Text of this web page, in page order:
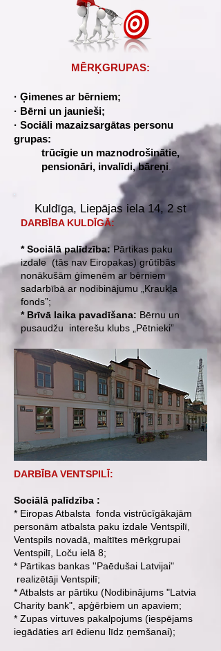
MĒRĶGRUPAS:
· Ģimenes ar bērniem;
· Bērni un jaunieši;
· Sociāli mazaizsargātas personu
grupas:
trūcīgie un maznodrošinātie,
pensionāri, invalīdi, bāreņi
Kuldīga, Liepājas iela 14, 2 st
DARBĪBA KULDĪGĀ:
* Sociālā palīdzība: Pārtikas paku
izdale (tās nav Eiropakas) grūtībās
nonākušām ģimenēm ar bērniem
sadarbībā ar nodibinājumu „Kraukļa
fonds”;
* Brīvā laika pavadīšana: Bērnu un
pusaudžu interešu klubs „Pētnieki”
DARBĪBA VENTSPILĪ:
Sociālā palīdzība :
* Eiropas Atbalsta fonda vistrūcīgākajām
personām atbalsta paku izdale Ventspilī,
Ventspils novadā, maltītes mērķgrupai
Ventspilī, Loču ielā 8;
* Pārtikas bankas ''Paēdušai Latvijai"
realizētāji Ventspilī;
* Atbalsts ar pārtiku (Nodibinājums "Latvia
Charity bank", apģērbiem un apaviem;
* Zupas virtuves pakalpojums (iespējams
iegādāties arī ēdienu līdz ņemšanai);